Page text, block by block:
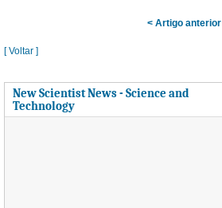
< Artigo anterior
[ Voltar ]
New Scientist News - Science and
Technology